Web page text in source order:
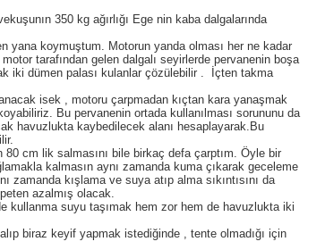
350 kg ağırlığı Ege nin kaba dalgalarında
koymuştum. Motorun yanda olması her ne kadar
tarafından gelen dalgalı seyirlerde pervanenin boşa
iki dümen palası kulanlar çözülebilir . İçten takma
isek , motoru çarpmadan kıçtan kara yanaşmak
Bu pervanenin ortada kullanılması sorununu da
havuzlukta kaybedilecek alanı hesaplayarak.Bu
cm lik salmasını bile birkaç defa çarptım. Öyle bir
kalmasın aynı zamanda kuma çıkarak geceleme
zamanda kışlama ve suya atıp alma sıkıntısını da
azalmış olacak.
suyu taşımak hem zor hem de havuzlukta iki
biraz keyif yapmak istediğinde , tente olmadığı için